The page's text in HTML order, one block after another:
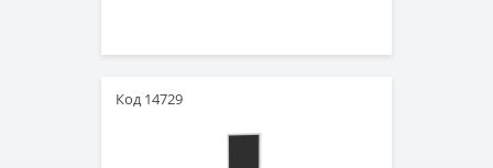
Код 14729